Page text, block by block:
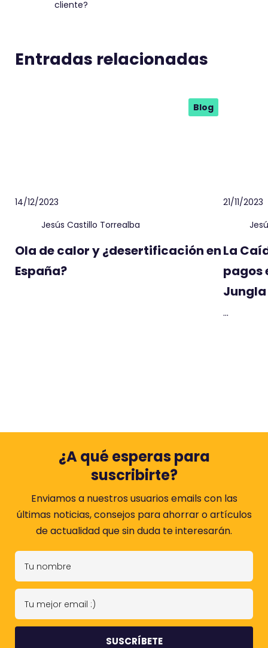
cliente?
Entradas relacionadas
Blog
14/12/2023
Jesús Castillo Torrealba
Ola de calor y ¿desertificación en
España?
21/11/2023
La
pagos
...
¿A qué esperas para
suscribirte?
Enviamos a nuestros usuarios emails con las
últimas noticias, consejos para ahorrar o artículos
de actualidad que sin duda te interesarán.
T
n
m
T
m